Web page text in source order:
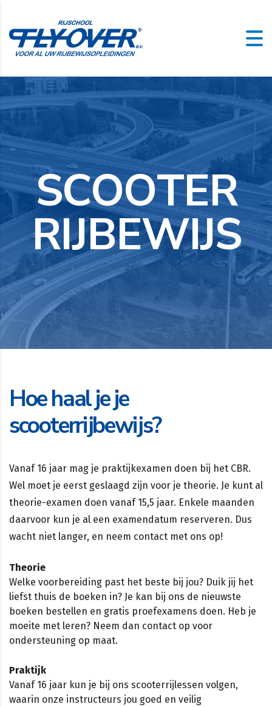
SCOOTER
RIJBEWIJS
Hoe haal je je
scooterrijbewijs?
Vanaf 16 jaar mag je praktijkexamen doen bij het CBR.
Wel moet je eerst geslaagd zijn voor je theorie. Je kunt al
theorie-examen doen vanaf 15,5 jaar. Enkele maanden
daarvoor kun je al een examendatum reserveren. Dus
wacht niet langer, en neem contact met ons op!
Theorie
Welke voorbereiding past het beste bij jou? Duik jij het
liefst thuis de boeken in? Je kan bij ons de nieuwste
boeken bestellen en gratis proefexamens doen. Heb je
moeite met leren? Neem dan contact op voor
ondersteuning op maat.
Praktijk
Vanaf 16 jaar kun je bij ons scooterrijlessen volgen,
waarin onze instructeurs jou goed en veilig